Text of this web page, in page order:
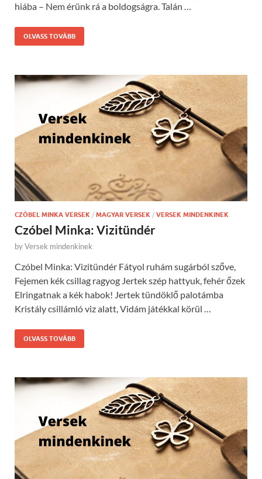
hiába – Nem érünk rá a boldogságra. Talán …
OLVASS TOVÁBB
CZÓBEL MINKA VERSEK / MAGYAR VERSEK / VERSEK MINDENKINEK
Czóbel Minka: Vizitündér
byVersek mindenkinek
Czóbel Minka: Vizitündér Fátyol ruhám sugárból szőve,
Fejemen kék csillag ragyog Jertek szép hattyuk, fehér őzek
Elringatnak a kék habok! Jertek tündöklő palotámba
Kristály csillámló viz alatt, Vidám játékkal körül …
OLVASS TOVÁBB